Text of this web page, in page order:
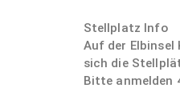
Stellplatz Info
Auf der
sich die
Bitte anmelden